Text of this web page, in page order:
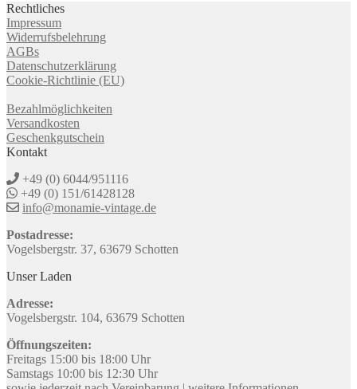
Rechtliches
Impressum
Widerrufsbelehrung
AGBs
Datenschutzerklärung
Cookie-Richtlinie (EU)
Bezahlmöglichkeiten
Versandkosten
Geschenkgutschein
Kontakt
+49 (0) 6044/951116
+49 (0) 151/61428128
info@monamie-vintage.de
Postadresse:
Vogelsbergstr. 37, 63679 Schotten
Unser Laden
Adresse:
Vogelsbergstr. 104, 63679 Schotten
Öffnungszeiten:
Freitags 15:00 bis 18:00 Uhr
Samstags 10:00 bis 12:30 Uhr